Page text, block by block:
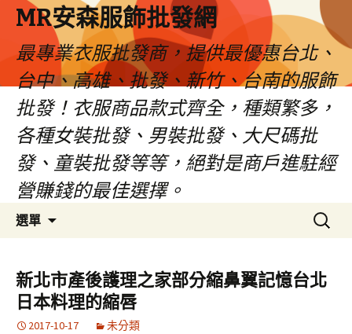
MR安森服飾批發網
最專業衣服批發商，提供最優惠台北、
台中、高雄、批發、新竹、台南的服飾
批發！衣服商品款式齊全，種類繁多，
各種女裝批發、男裝批發、大尺碼批
發、童裝批發等等，絕對是商戶進駐經
營賺錢的最佳選擇。
選單
容
區
搜
尋
鍵
字:
新北市產後護理之家部分縮鼻翼記憶台北
日本料理的縮唇
2017-10-17 未分類